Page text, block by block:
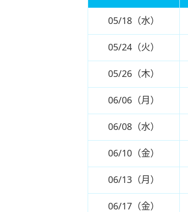
05/18（水）
05/24（火）
05/26（木）
06/06（月）
06/08（水）
06/10（金）
06/13（月）
06/17（金）